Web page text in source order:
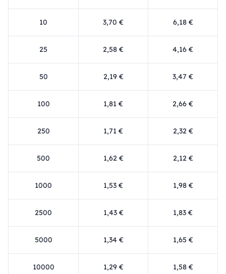
10 3,70 € 6,18 €
25 2,58 € 4,16 €
50 2,19 € 3,47 €
100 1,81 € 2,66 €
250 1,71 € 2,32 €
500 1,62 € 2,12 €
1000 1,53 € 1,98 €
2500 1,43 € 1,83 €
5000 1,34 € 1,65 €
10000 1,29 € 1,58 €